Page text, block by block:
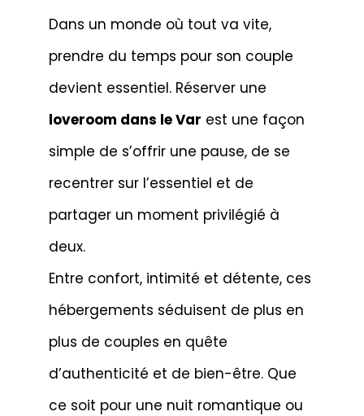
Dans un monde où tout va vite,
prendre du temps pour son couple
devient essentiel. Réserver une
loveroom dans le Var est une façon
simple de s’offrir une pause, de se
recentrer sur l’essentiel et de
partager un moment privilégié à
deux.
Entre confort, intimité et détente, ces
hébergements séduisent de plus en
plus de couples en quête
d’authenticité et de bien-être. Que
ce soit pour une nuit romantique ou